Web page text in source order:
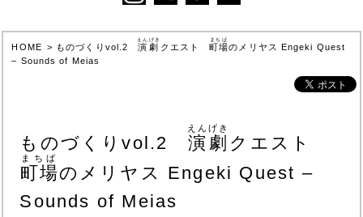
HOME > ものづくりvol.2演劇
えんげき
クエスト町場
まちば
のメリヤス Engeki Quest
– Sounds of Meias
ものづくりvol.2 演劇
えんげき
クエスト
町場
まちば
のメリヤス Engeki Quest –
Sounds of Meias